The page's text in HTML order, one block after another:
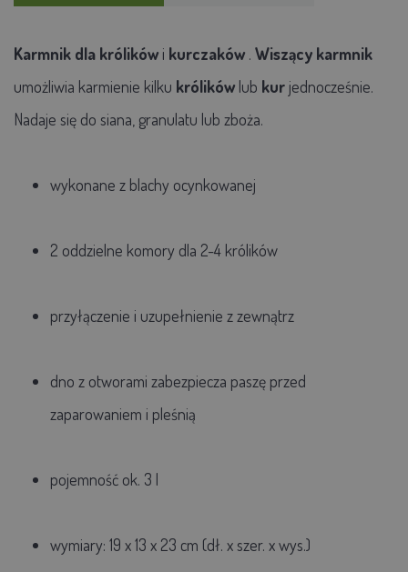
Karmnik dla królików i kurczaków . Wiszący karmnik
umożliwia karmienie kilku królików lub kur jednocześnie.
Nadaje się do siana, granulatu lub zboża.
wykonane z blachy ocynkowanej
2 oddzielne komory dla 2-4 królików
przyłączenie i uzupełnienie z zewnątrz
dno z otworami zabezpiecza paszę przed
zaparowaniem i pleśnią
pojemność ok. 3 l
wymiary: 19 x 13 x 23 cm (dł. x szer. x wys.)